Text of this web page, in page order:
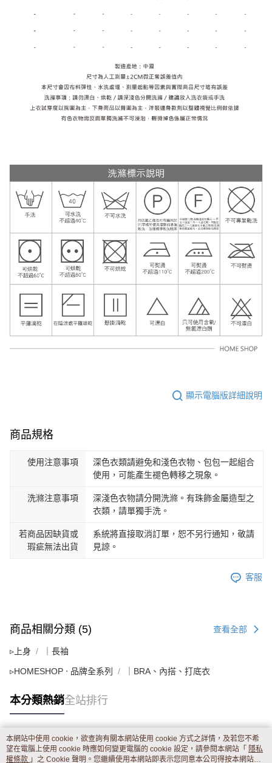
顯示電腦版詳細說明
商品規格
使用注意事項
深色衣類請避免和淺色衣物、包包一起組合
使用，可能產生褪色轉移之現象。
洗滌注意事項
深淺色衣物請分開洗滌。有珠飾金屬造型之
衣類，請單獨手洗。
若商品因缺貨或
瑕疵無法出貨
系統將直接取消訂單，恕不另行通知，敬請
見諒。
客服
商品相關分類 (5) 查看全部
▹上身 ｜長袖
▹HOMESHOP ‧ 品牌全系列 ｜BRA、內搭、打底衣
本分類熱銷全站排行
熱門標籤
本網站中使用 cookie，欲查詢有關本網站使用 cookie 方式之詳情，及若您不希
望在電腦上使用 cookie 時應如何變更電腦的 cookie 設定，請參閱本網站「 隱私
權條款 」之 Cookie 聲明。您繼續使用本網站即表示您同意本公司得按本網站使